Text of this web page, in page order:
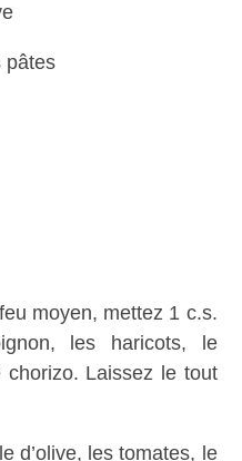
pâtes
moyen, mettez 1 c.s.
les haricots, le
Laissez le tout
d’olive, les tomates, le